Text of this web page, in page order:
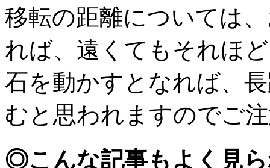
移転の距離については
れば、遠くてもそれほ
石を動かすとなれば、
むと思われますのでご
◎こんな記事もよく見